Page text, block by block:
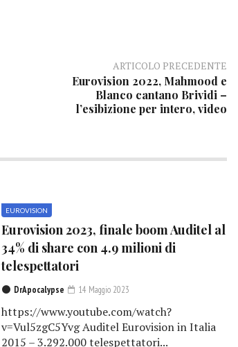
ARTICOLO PRECEDENTE
Eurovision 2022, Mahmood e
Blanco cantano Brividi –
l’esibizione per intero, video
EUROVISION
Eurovision 2023, finale boom Auditel al
34% di share con 4.9 milioni di
telespettatori
DrApocalypse 14 Maggio 2023
https://www.youtube.com/watch?
v=Vul5zgC5Yvg Auditel Eurovision in Italia
2015 – 3.292.000 telespettatori...